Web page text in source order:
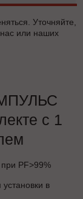
Уточняйте,
или наших
с 1
PF>99%
в